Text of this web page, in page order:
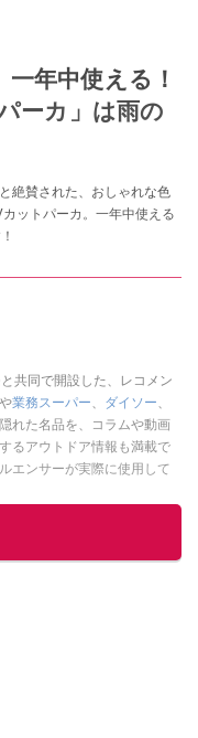
年中使える！
ーカ」は雨の
絶賛された、おしゃれな色
ットパーカ。一年中使える
共同で開設した、レコメン
や業務スーパー、 ダイソー、
れた名品を、コラムや動画
るアウトドア情報も満載で
エンサーが実際に使用して